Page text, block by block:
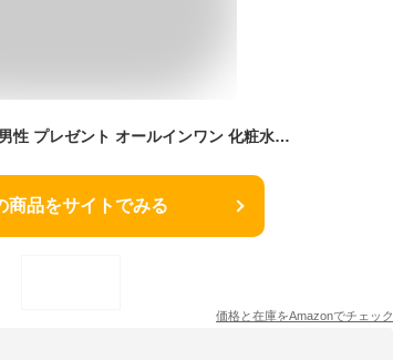
クワトロボタニコ （ 男性 プレゼント オールインワン 化粧水 ＆ 洗顔 ＆ 日焼け止め ＵＶ ） ボタニカル スキンケア ３ステップ ギフト セット 男性用 メンズコスメ 誕生日
商品をサイトでみる
価格と在庫をAmazonでチェック